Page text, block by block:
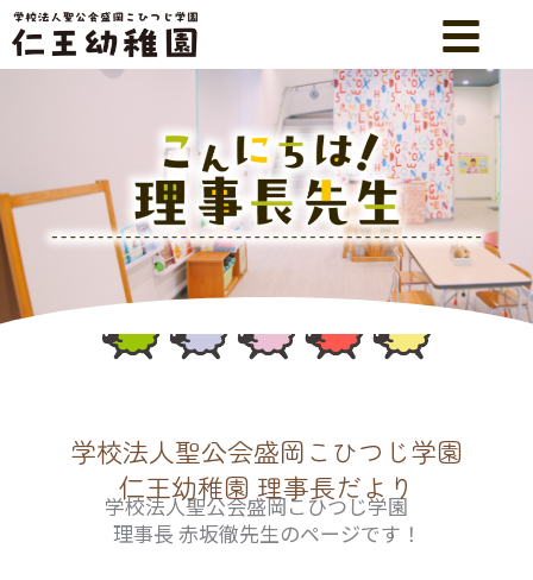
内
容
を
プ
学校法人聖公会盛岡こひつじ学園
仁王幼稚園 理事長だより
学校法人聖公会盛岡こひつじ学園
理事長 赤坂徹先生のページです！